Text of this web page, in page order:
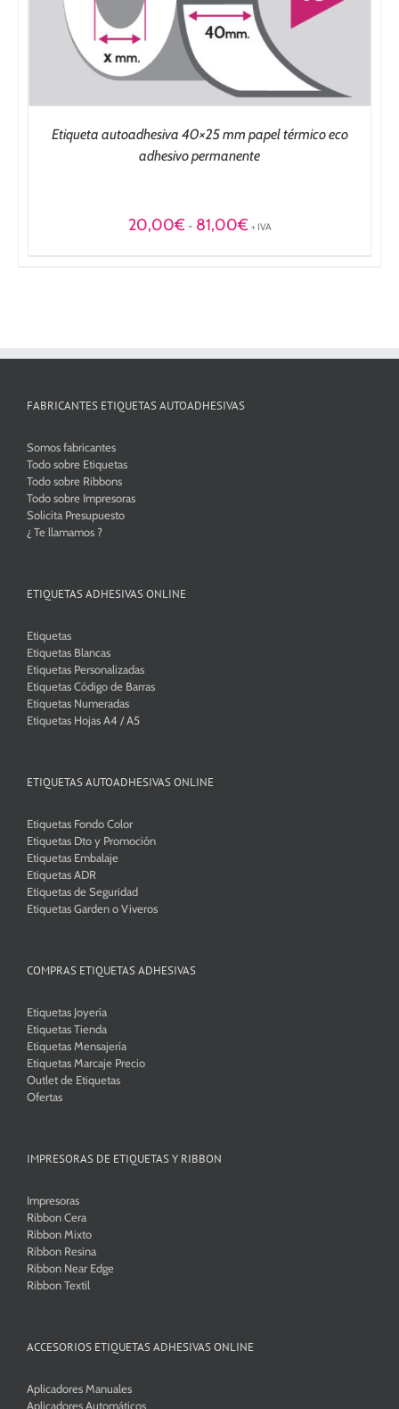
Etiqueta autoadhesiva 40×25 mm papel térmico eco
adhesivo permanente
20,00€ - 81,00€Rango
+ IVA
FABRICANTES ETIQUETAS AUTOADHESIVAS
Somos fabricantes
Todo sobre Etiquetas
Todo sobre Ribbons
Todo sobre Impresoras
Solicita Presupuesto
¿ Te llamamos ?
ETIQUETAS ADHESIVAS ONLINE
Etiquetas
Etiquetas Blancas
Etiquetas Personalizadas
Etiquetas Código de Barras
Etiquetas Numeradas
Etiquetas Hojas A4 / A5
ETIQUETAS AUTOADHESIVAS ONLINE
Etiquetas Fondo Color
Etiquetas Dto y Promoción
Etiquetas Embalaje
Etiquetas ADR
Etiquetas de Seguridad
Etiquetas Garden o Viveros
COMPRAS ETIQUETAS ADHESIVAS
Etiquetas Joyería
Etiquetas Tienda
Etiquetas Mensajería
Etiquetas Marcaje Precio
Outlet de Etiquetas
Ofertas
IMPRESORAS DE ETIQUETAS Y RIBBON
Impresoras
Ribbon Cera
Ribbon Mixto
Ribbon Resina
Ribbon Near Edge
Ribbon Textil
ACCESORIOS ETIQUETAS ADHESIVAS ONLINE
Aplicadores Manuales
Aplicadores Automáticos